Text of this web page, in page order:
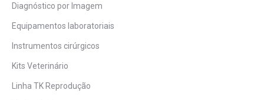
Diagnóstico por Imagem
Equipamentos laboratoriais
Instrumentos cirúrgicos
Kits Veterinário
Linha TK Reprodução